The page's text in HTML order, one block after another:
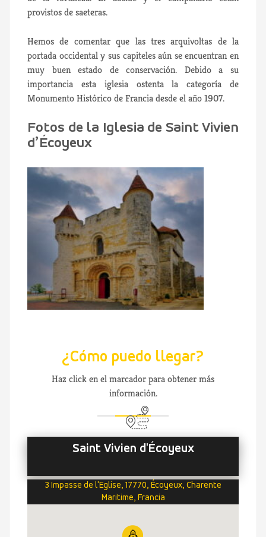
provistos de saeteras.
Hemos de comentar que las tres arquivoltas de la
portada occidental y sus capiteles aún se encuentran en
muy buen estado de conservación. Debido a su
importancia esta iglesia ostenta la categoría de
Monumento Histórico de Francia desde el año 1907.
Fotos de la Iglesia de Saint Vivien
d’Écoyeux
¿Cómo puedo llegar?
Haz click en el marcador para obtener más
información.
Saint Vivien d'Écoyeux
3 Impasse de l'Eglise, 17770, Écoyeux, Charente
Maritime, Francia